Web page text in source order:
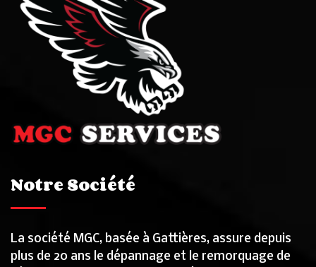
Notre Société
La société MGC, basée à Gattières, assure depuis
plus de 20 ans le dépannage et le remorquage de